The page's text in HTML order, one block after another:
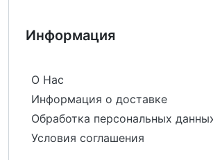
Информация
О Нас
Информация о доставке
Обработка персональных
Условия соглашения